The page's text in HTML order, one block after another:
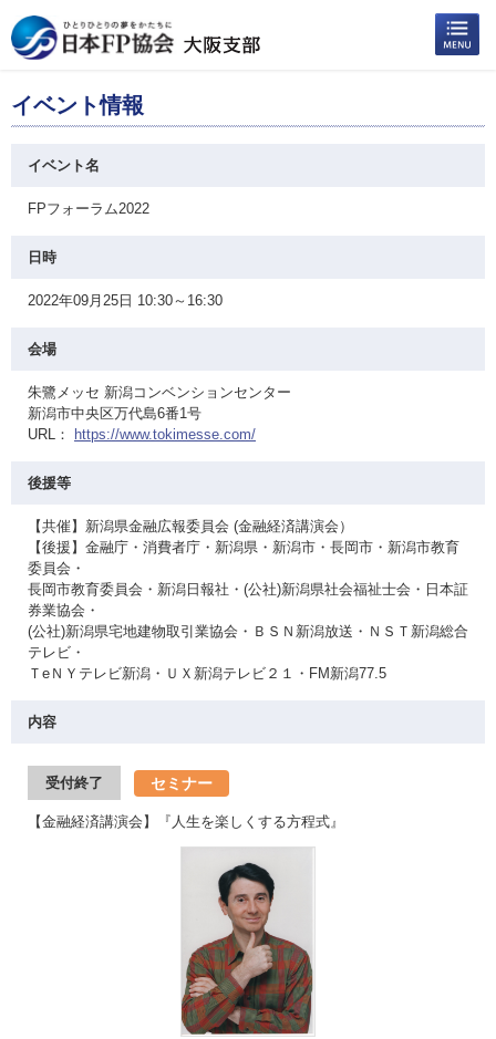
イベント情報
イベント名
FPフォーラム2022
日時
2022年09月25日 10:30～16:30
会場
朱鷺メッセ 新潟コンベンションセンター
新潟市中央区万代島6番1号
URL：
https://www.tokimesse.com/
後援等
【共催】新潟県金融広報委員会 (金融経済講演会）
【後援】金融庁・消費者庁・新潟県・新潟市・長岡市・新潟市教育
委員会・
長岡市教育委員会・新潟日報社・(公社)新潟県社会福祉士会・日本証
券業協会・
(公社)新潟県宅地建物取引業協会・ＢＳＮ新潟放送・ＮＳＴ新潟総合
テレビ・
ＴeＮＹテレビ新潟・ＵＸ新潟テレビ２１・FM新潟77.5
内容
受付終了 セミナー
【金融経済講演会】『人生を楽しくする方程式』